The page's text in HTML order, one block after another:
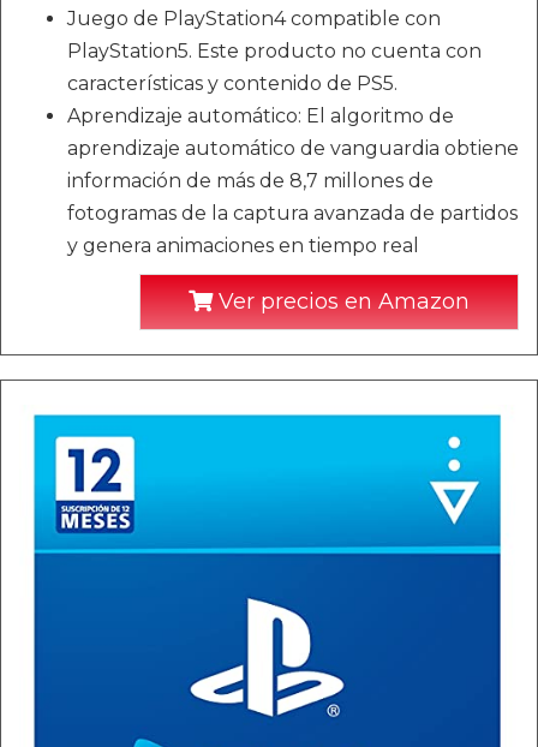
Juego de PlayStation4 compatible con
PlayStation5. Este producto no cuenta con
características y contenido de PS5.
Aprendizaje automático: El algoritmo de
aprendizaje automático de vanguardia obtiene
información de más de 8,7 millones de
fotogramas de la captura avanzada de partidos
y genera animaciones en tiempo real
Ver precios en Amazon